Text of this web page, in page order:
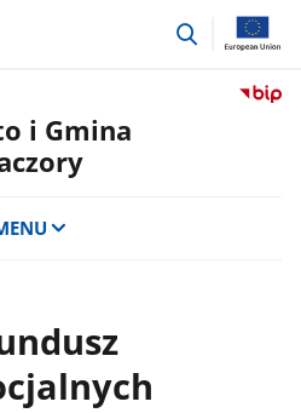
przejdź
Przejdź
i Gmina